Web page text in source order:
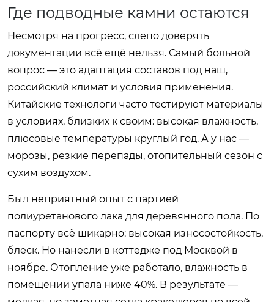
Где подводные камни остаются
Несмотря на прогресс, слепо доверять
документации всё ещё нельзя. Самый больной
вопрос — это адаптация составов под наш,
российский климат и условия применения.
Китайские технологи часто тестируют материалы
в условиях, близких к своим: высокая влажность,
плюсовые температуры круглый год. А у нас —
морозы, резкие перепады, отопительный сезон с
сухим воздухом.
Был неприятный опыт с партией
полиуретанового лака для деревянного пола. По
паспорту всё шикарно: высокая износостойкость,
блеск. Но нанесли в коттедже под Москвой в
ноябре. Отопление уже работало, влажность в
помещении упала ниже 40%. В результате —